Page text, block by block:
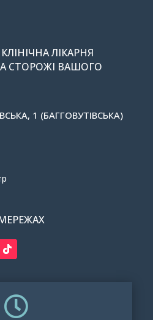
ЛІКАРНЯ
СТОРОЖІ ВАШОГО
1 (БАГГОВУТІВСЬКА)
